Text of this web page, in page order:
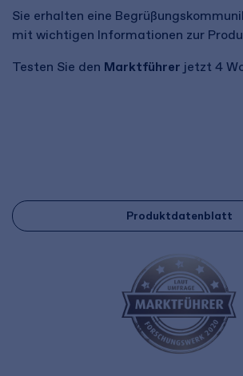
Sie erhalten eine
mit wichtigen Informationen zur
Testen Sie den Marktführer jetzt 4
Produktdatenblatt